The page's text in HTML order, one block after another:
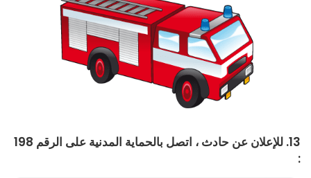
13. للإعلان عن حادث ، اتصل بالحماية المدنية على الرقم 198
: